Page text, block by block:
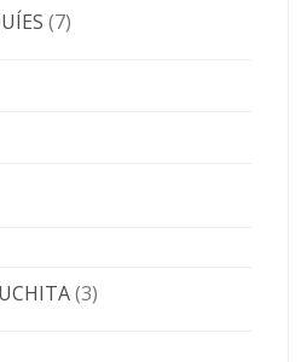
(7)
(3)